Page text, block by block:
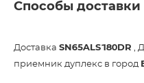
Способы доставки
Доставка SN65ALS180DR ,
приемник дуплекс в город